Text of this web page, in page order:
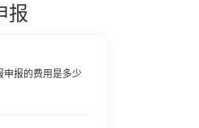
报
申报的费用是多少